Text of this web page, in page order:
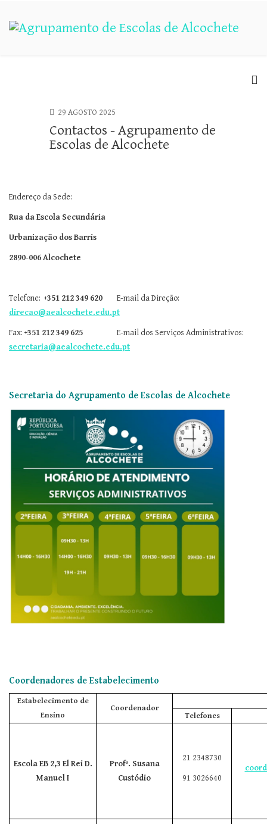
29 AGOSTO 2025
Contactos - Agrupamento de
Escolas de Alcochete
Endereço da Sede:
Rua da Escola Secundária
Urbanização dos Barris
2890-006 Alcochete
Telefone: +351 212 349 620 E-mail da Direção:
direcao@aealcochete.edu.pt
Fax: +351 212 349 625 E-mail dos Serviços Administrativos:
secretaria@aealcochete.edu.pt
Secretaria do Agrupamento de Escolas de Alcochete
Coordenadores de Estabelecimento
Estabelecimento de
Ensino
Coordenador
Telefones
Escola EB 2,3 El Rei D.
Manuel I
Profª. Susana
Custódio
21 2348730
91 3026640